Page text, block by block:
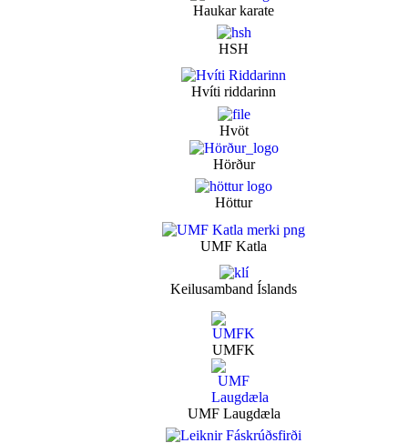
Haukar karate
HSH
Hvíti riddarinn
Hvöt
Hörður
Höttur
UMF Katla
Keilusamband Íslands
UMFK
UMF Laugdæla